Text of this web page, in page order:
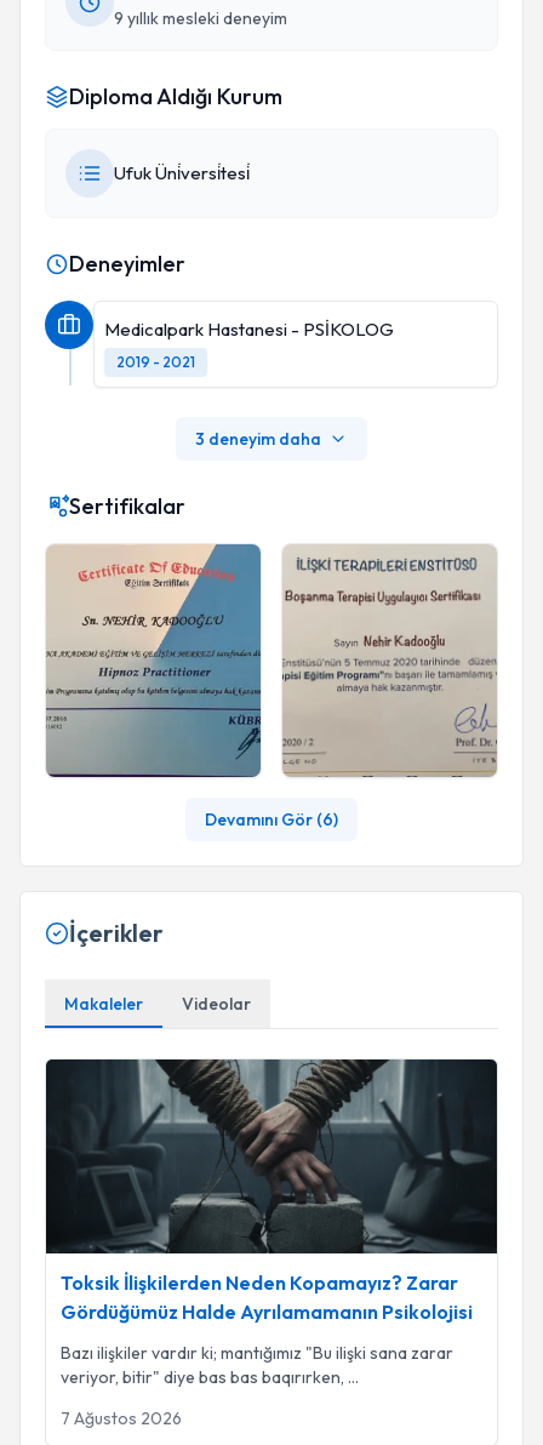
9 yıllık mesleki deneyim
Diploma Aldığı Kurum
Ufuk Üni̇versi̇tesi̇
Deneyimler
Medicalpark Hastanesi - PSİKOLOG
2019 - 2021
3 deneyim daha
Sertifikalar
Devamını Gör (6)
İçerikler
Makaleler Videolar
Toksik İlişkilerden Neden Kopamayız? Zarar Gördüğümüz
Toksik İlişkilerden Neden Kopamayız? Zarar
Gördüğümüz Halde Ayrılamamanın Psikolojisi
Bazı ilişkiler vardır ki; mantığımız "Bu ilişki sana zarar
veriyor, bitir" diye bas bas baqırırken, ...
7 Ağustos 2026